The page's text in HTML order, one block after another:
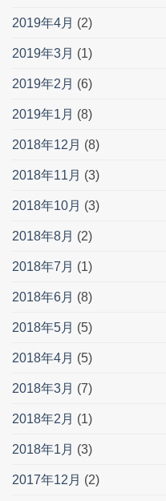
2019年4月 (2)
2019年3月 (1)
2019年2月 (6)
2019年1月 (8)
2018年12月 (8)
2018年11月 (3)
2018年10月 (3)
2018年8月 (2)
2018年7月 (1)
2018年6月 (8)
2018年5月 (5)
2018年4月 (5)
2018年3月 (7)
2018年2月 (1)
2018年1月 (3)
2017年12月 (2)